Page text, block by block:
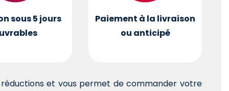
sous 5 jours
Paiement à la livraison
ou anticipé
et vous permet de commander votre